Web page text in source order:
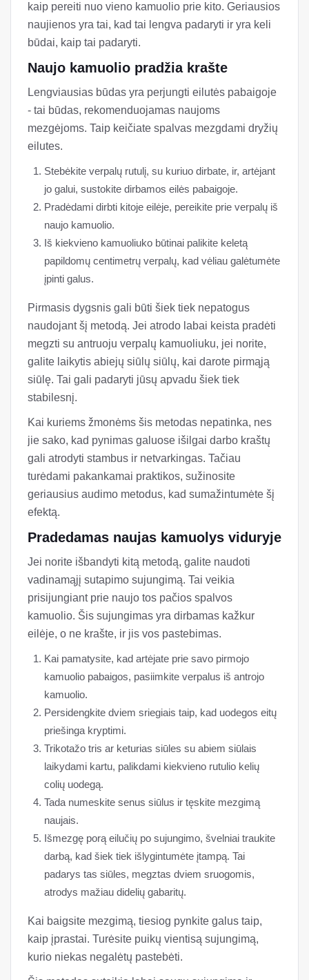
kaip pereiti nuo vieno kamuolio prie kito. Geriausios
naujienos yra tai, kad tai lengva padaryti ir yra keli
būdai, kaip tai padaryti.
Naujo kamuolio pradžia krašte
Lengviausias būdas yra perjungti eilutės pabaigoje
- tai būdas, rekomenduojamas naujoms
mezgėjoms. Taip keičiate spalvas mezgdami dryžių
eilutes.
Stebėkite verpalų rutulį, su kuriuo dirbate, ir, artėjant
jo galui, sustokite dirbamos eilės pabaigoje.
Pradėdami dirbti kitoje eilėje, pereikite prie verpalų iš
naujo kamuolio.
Iš kiekvieno kamuoliuko būtinai palikite keletą
papildomų centimetrų verpalų, kad vėliau galėtumėte
įpinti galus.
Pirmasis dygsnis gali būti šiek tiek nepatogus
naudojant šį metodą. Jei atrodo labai keista pradėti
megzti su antruoju verpalų kamuoliuku, jei norite,
galite laikytis abiejų siūlų siūlų, kai darote pirmąją
siūlę. Tai gali padaryti jūsų apvadu šiek tiek
stabilesnį.
Kai kuriems žmonėms šis metodas nepatinka, nes
jie sako, kad pynimas galuose išilgai darbo kraštų
gali atrodyti stambus ir netvarkingas. Tačiau
turėdami pakankamai praktikos, sužinosite
geriausius audimo metodus, kad sumažintumėte šį
efektą.
Pradedamas naujas kamuolys viduryje
Jei norite išbandyti kitą metodą, galite naudoti
vadinamąjį sutapimo sujungimą. Tai veikia
prisijungiant prie naujo tos pačios spalvos
kamuolio. Šis sujungimas yra dirbamas kažkur
eilėje, o ne krašte, ir jis vos pastebimas.
Kai pamatysite, kad artėjate prie savo pirmojo
kamuolio pabaigos, pasiimkite verpalus iš antrojo
kamuolio.
Persidengkite dviem sriegiais taip, kad uodegos eitų
priešinga kryptimi.
Trikotažo tris ar keturias siūles su abiem siūlais
laikydami kartu, palikdami kiekvieno rutulio kelių
colių uodegą.
Tada numeskite senus siūlus ir tęskite mezgimą
naujais.
Išmezgę porą eilučių po sujungimo, švelniai traukite
darbą, kad šiek tiek išlygintumėte įtampą. Tai
padarys tas siūles, megztas dviem sruogomis,
atrodys mažiau didelių gabaritų.
Kai baigsite mezgimą, tiesiog pynkite galus taip,
kaip įprastai. Turėsite puikų vientisą sujungimą,
kurio niekas negalėtų pastebėti.